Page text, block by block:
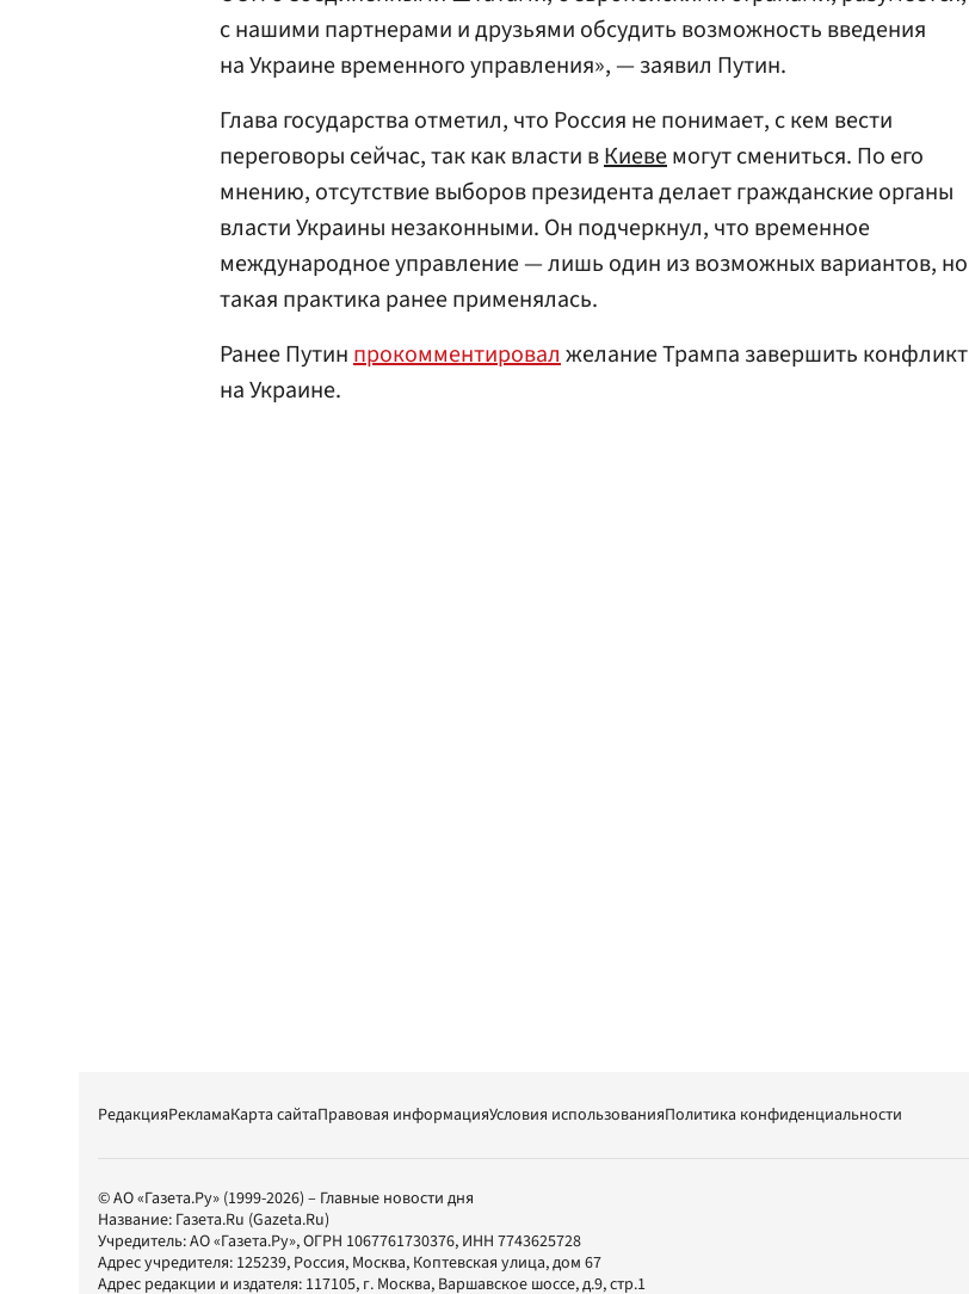
с нашими партнерами и друзьями обсудить возможность введения
на Украине временного управления», — заявил Путин.
Глава государства отметил, что Россия не понимает, с кем вести
переговоры сейчас, так как власти вКиевемогут смениться. По его
мнению, отсутствие выборов президента делает гражданские органы
власти Украины незаконными. Он подчеркнул, что временное
международное управление — лишь один из возможных вариантов, но
такая практика ранее применялась.
Ранее Путинпрокомментировалжелание Трампа завершить конфликт
на Украине.
РедакцияРекламаКарта сайтаПравовая информацияУсловия использованияПолитика конфиденциальности
© АО «Газета.Ру» (1999-2026) – Главные новости дня
Название: Газета.Ru (Gazeta.Ru)
Учредитель:АО «Газета.Ру», ОГРН 1067761730376, ИНН 7743625728
Адрес учредителя: 125239, Россия, Москва, Коптевская улица, дом 67
Адрес редакции и издателя: 117105, г. Москва, Варшавское шоссе, д.9, стр.1